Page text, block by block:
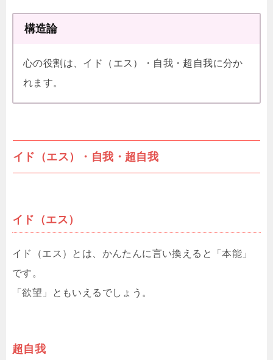
構造論
心の役割は、イド（エス）・自我・超自我に分か
れます。
イド（エス）・自我・超自我
イド（エス）
イド（エス）とは、かんたんに言い換えると「本能」
です。
「欲望」ともいえるでしょう。
超自我